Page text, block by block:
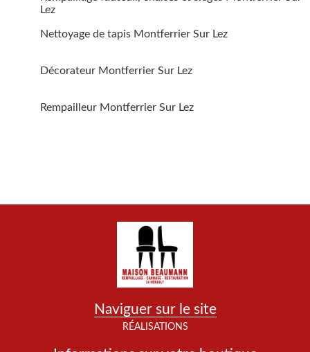
Lez
Nettoyage de tapis Montferrier Sur Lez
Décorateur Montferrier Sur Lez
Rempailleur Montferrier Sur Lez
Naviguer sur le site
RÉALISATIONS